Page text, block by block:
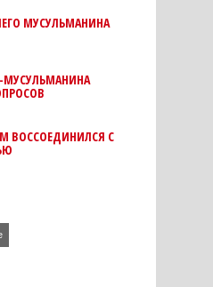
МУСУЛЬМАНИНА
МУСУЛЬМАНИНА
ВОССОЕДИНИЛСЯ С